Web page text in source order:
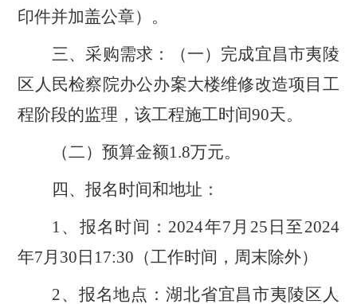
印件并加盖公章）。
三、采购需求：（一）完成宜昌市夷陵
区人民检察院办公办案大楼维修改造项目工
程阶段的监理，该工程施工时间90天。
（二）预算金额1.8万元。
四、报名时间和地址：
1、报名时间：2024年7月25日至2024
年7月30日17:30（工作时间，周末除外）
2、报名地点：湖北省宜昌市夷陵区人